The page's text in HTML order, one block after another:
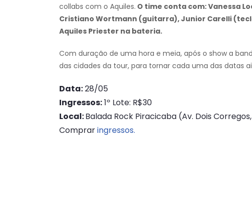
collabs com o Aquiles. O time conta com: Vanessa
Cristiano Wortmann (guitarra), Junior Carelli
Aquiles Priester na bateria.
Com duração de uma hora e meia, após o show a
das cidades da tour, para tornar cada uma das datas
Data:28/05
Ingressos:1º Lote: R$30
Local:Balada Rock Piracicaba (Av. Dois
Compraringressos.